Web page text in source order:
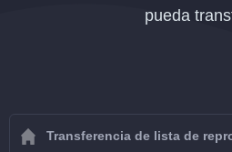
pueda
Transferencia de lista de